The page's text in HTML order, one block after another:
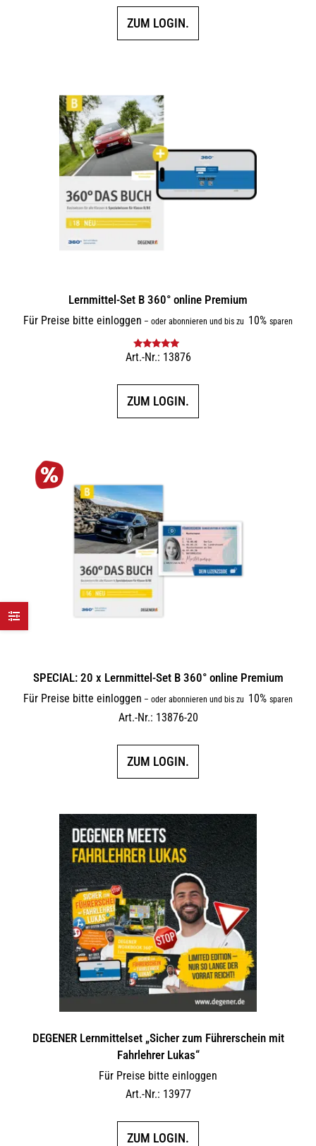
ZUM LOGIN.
Lernmittel-Set B 360° online Premium
Für Preise bitte einloggen – oder abonnieren und bis zu 10% sparen
Bewertet mit
Art.-Nr.: 13876
ZUM LOGIN.
SPECIAL: 20 x Lernmittel-Set B 360° online Premium
Für Preise bitte einloggen – oder abonnieren und bis zu 10% sparen
Art.-Nr.: 13876-20
ZUM LOGIN.
DEGENER Lernmittelset „Sicher zum Führerschein mit
Fahrlehrer Lukas“
Für Preise bitte einloggen
Art.-Nr.: 13977
ZUM LOGIN.